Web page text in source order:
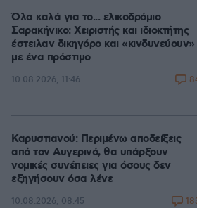
Όλα καλά για το... ελικοδρόμιο
Σαρακήνικο: Χειριστής και ιδιοκτήτης
έστειλαν δικηγόρο και «κινδυνεύουν»
με ένα πρόστιμο
10.08.2026, 11:46
Καρυστιανού: Περιμένω αποδείξεις
από τον Αυγερινό, θα υπάρξουν
νομικές συνέπειες για όσους δεν
εξηγήσουν όσα λένε
10.08.2026, 08:45